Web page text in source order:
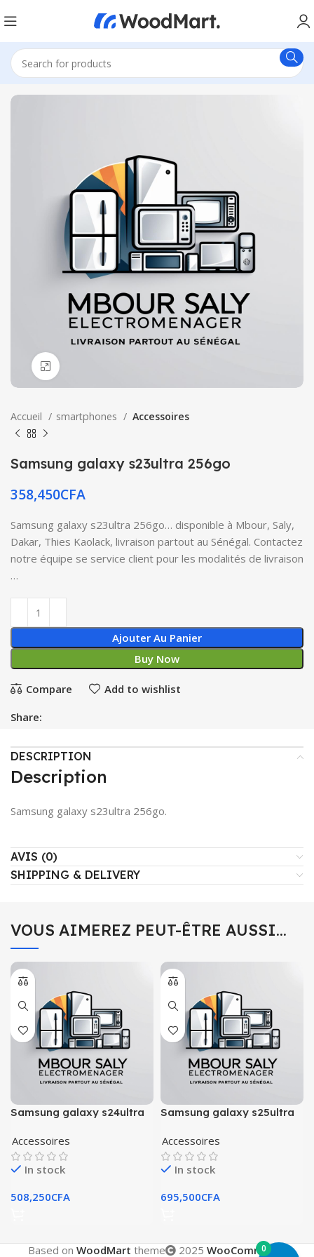
Accueil smartphones Accessoires
Samsung galaxy s23ultra 256go
358,450CFA
Samsung galaxy s23ultra 256go… disponible à Mbour, Saly,
Dakar, Thies Kaolack, livraison partout au Sénégal. Contactez
notre équipe se service client pour les modalités de livraison
…
Ajouter Au Panier
Buy Now
Compare Add to wishlist
Share:
DESCRIPTION
Description
Samsung galaxy s23ultra 256go.
AVIS (0)
SHIPPING & DELIVERY
VOUS AIMEREZ PEUT-ÊTRE AUSSI…
Samsung galaxy s24ultra
Accessoires
In stock
508,250CFA
Samsung galaxy s25ultra
Accessoires
In stock
695,500CFA
Based on WoodMart theme 2025 WooCommerce
0